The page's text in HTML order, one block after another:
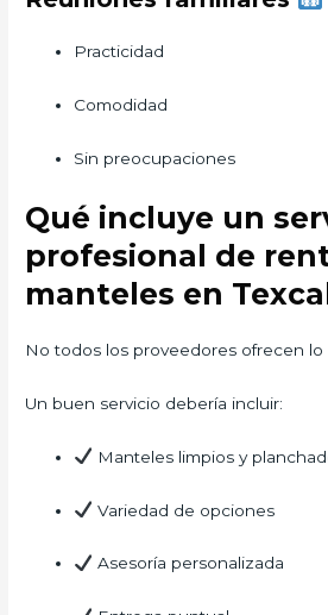
Practicidad
Comodidad
Sin preocupaciones
Qué incluye un
profesional de
manteles en
No todos los proveedores ofrecen lo
Un buen servicio debería incluir:
Manteles limpios y
Variedad de opciones
Asesoría personalizada